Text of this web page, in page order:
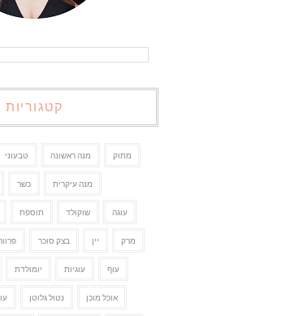
קטגוריות
טבעוני מנה ראשונה מתוק
כשר מנה עיקרית
תוספת שוקולד עוגה
בצק סוכר יין מרק
יומולדת עוגיות עוף
נטול גלוטן אוכל מוכן